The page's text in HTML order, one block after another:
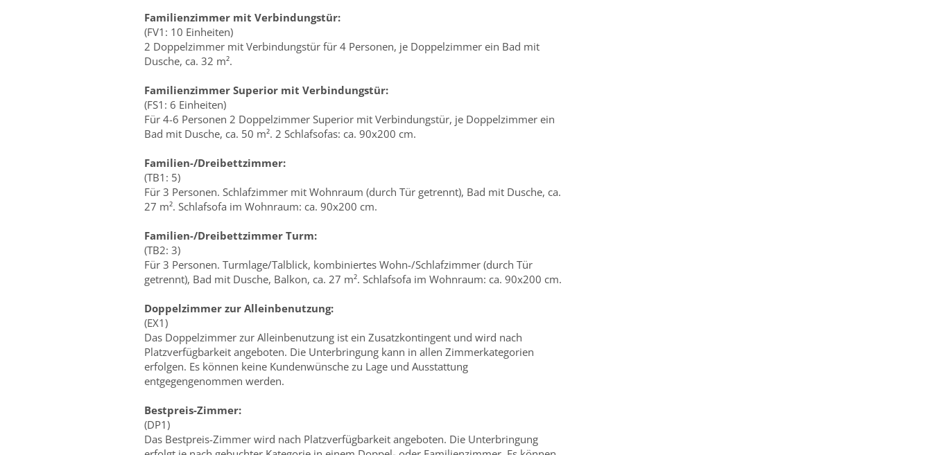
Familienzimmer mit Verbindungstür:
(FV1: 10 Einheiten)
2 Doppelzimmer mit Verbindungstür für 4 Personen, je Doppelzimmer ein Bad mit
Dusche, ca. 32 m².
Familienzimmer Superior mit Verbindungstür:
(FS1: 6 Einheiten)
Für 4-6 Personen 2 Doppelzimmer Superior mit Verbindungstür, je Doppelzimmer ein
Bad mit Dusche, ca. 50 m². 2 Schlafsofas: ca. 90x200 cm.
Familien-/Dreibettzimmer:
(TB1: 5)
Für 3 Personen. Schlafzimmer mit Wohnraum (durch Tür getrennt), Bad mit Dusche, ca.
27 m². Schlafsofa im Wohnraum: ca. 90x200 cm.
Familien-/Dreibettzimmer Turm:
(TB2: 3)
Für 3 Personen. Turmlage/Talblick, kombiniertes Wohn-/Schlafzimmer (durch Tür
getrennt), Bad mit Dusche, Balkon, ca. 27 m². Schlafsofa im Wohnraum: ca. 90x200 cm.
Doppelzimmer zur Alleinbenutzung:
(EX1)
Das Doppelzimmer zur Alleinbenutzung ist ein Zusatzkontingent und wird nach
Platzverfügbarkeit angeboten. Die Unterbringung kann in allen Zimmerkategorien
erfolgen. Es können keine Kundenwünsche zu Lage und Ausstattung
entgegengenommen werden.
Bestpreis-Zimmer:
(DP1)
Das Bestpreis-Zimmer wird nach Platzverfügbarkeit angeboten. Die Unterbringung